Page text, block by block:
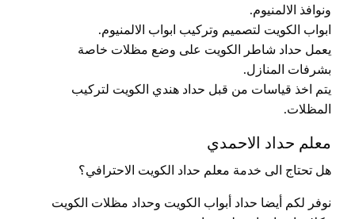
ونوافذ الالمنيوم.
ابواب الكويت لتصميم وتركيب ابواب الالمنيوم.
يعمل حداد شاطر الكويت على وضع مظلات خاصة
بشرفات المنازل.
يتم اخذ قياسات من قبل حداد هندي الكويت لتركيب
المظلات.
معلم حداد الاحمدي
هل تحتاج الى خدمة معلم حداد الكويت الاحترافي؟
نوفر لكم أيضا حداد أبواب الكويت وحداد مظلات الكويت